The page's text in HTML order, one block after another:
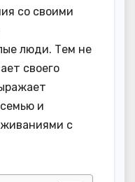
со своими
люди. Тем не
своего
и
с